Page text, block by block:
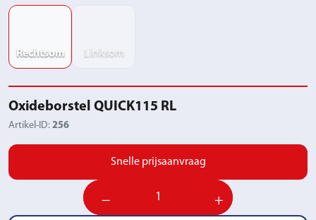
Rechtsom Linksom
Oxideborstel QUICK115 RL
Artikel-ID: 256
Snelle prijsaanvraag
− +